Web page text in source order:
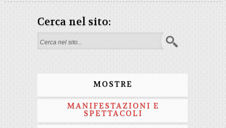
Cerca nel sito:
Search form
MOSTRE
MANIFESTAZIONI E
SPETTACOLI